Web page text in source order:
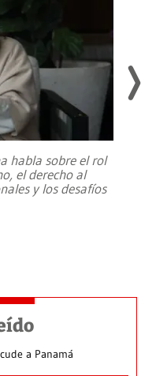
habla sobre el rol
el derecho al
y los desafíos
a Panamá